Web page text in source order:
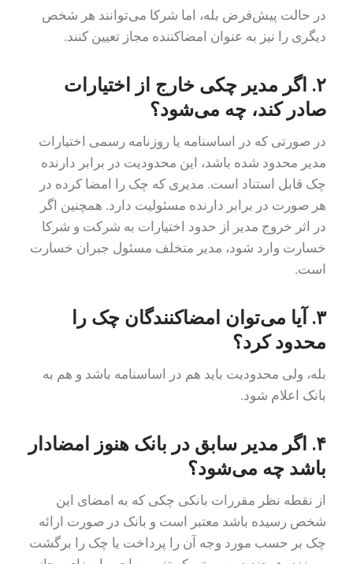
در حالت پیش‌فرض بله، اما شرکا می‌توانند هر شخص
دیگری را نیز به عنوان امضاکننده مجاز تعیین کنند.
۲. اگر مدیر چکی خارج از اختیارات
صادر کند، چه می‌شود؟
در صورتی که در اساسنامه یا روزنامه رسمی اختیارات
مدیر محدود شده باشد، این محدودیت در برابر دارنده
چک قابل استناد است. مدیری که چک را امضا کرده در
هر صورت در برابر دارنده مسئولیت دارد. همچنین اگر
در اثر خروج مدیر از حدود اختیارات به شرکت و شرکا
خسارت وارد شود، مدیر متخلف مسئول جبران خسارت
است.
۳. آیا می‌توان امضاکنندگان چک را
محدود کرد؟
بله، ولی محدودیت باید هم در اساسنامه باشد و هم به
بانک اعلام شود.
۴. اگر مدیر سابق در بانک هنوز امضادار
باشد چه می‌شود؟
از نقطه نظر مقررات بانکی چکی که به امضای این
شخص رسیده باشد معتبر است و بانک در صورت ارائه
چک بر حسب مورد وجه آن را پرداخت یا چک را برگشت